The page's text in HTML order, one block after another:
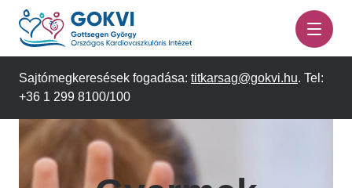
Ugrás
tartalomra
Sajtómegkeresések fogadása: titkarsag@gokvi.hu. Tel:
+36 1 299 8100/100